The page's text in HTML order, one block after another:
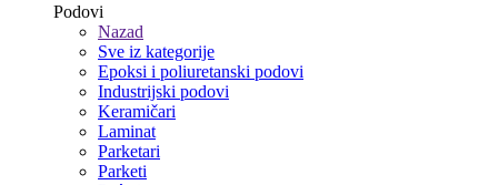
Podovi
Nazad
Sve iz kategorije
Epoksi i poliuretanski podovi
Industrijski podovi
Keramičari
Laminat
Parketari
Parketi